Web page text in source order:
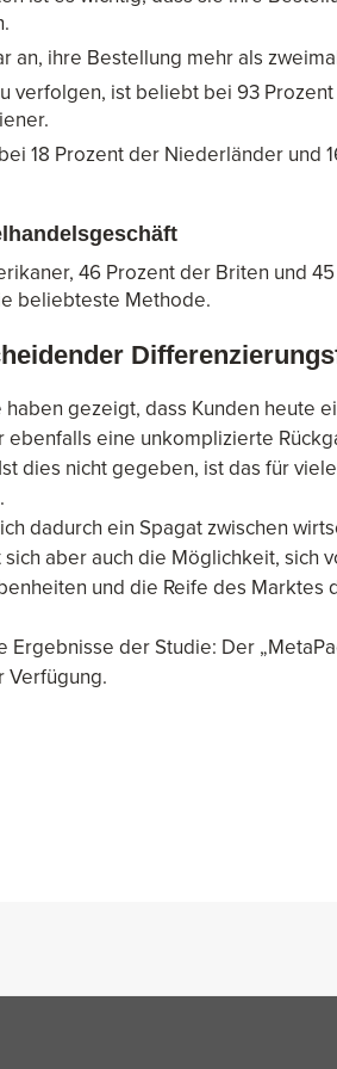
an, ihre Bestellung mehr als
verfolgen, ist beliebt bei 93
18 Prozent der Niederländer und
46 Prozent der Briten und
beliebteste Methode.
gezeigt, dass Kunden heute
ebenfalls eine unkomplizierte
dies nicht gegeben, ist das für
dadurch ein Spagat zwischen
aber auch die Möglichkeit, sich
und die Reife des Marktes
Ergebnisse der Studie: Der
Verfügung.